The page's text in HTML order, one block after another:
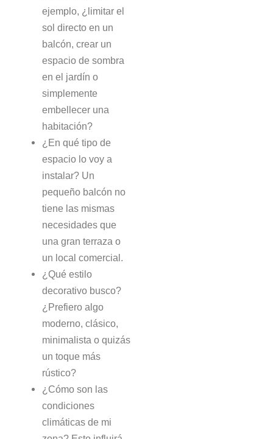
ejemplo, ¿limitar el
sol directo en un
balcón, crear un
espacio de sombra
en el jardín o
simplemente
embellecer una
habitación?
¿En qué tipo de
espacio lo voy a
instalar? Un
pequeño balcón no
tiene las mismas
necesidades que
una gran terraza o
un local comercial.
¿Qué estilo
decorativo busco?
¿Prefiero algo
moderno, clásico,
minimalista o quizás
un toque más
rústico?
¿Cómo son las
condiciones
climáticas de mi